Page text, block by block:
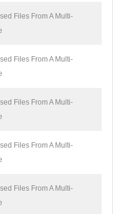
Files From A Multi-
Files From A Multi-
Files From A Multi-
Files From A Multi-
Files From A Multi-